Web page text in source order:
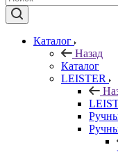
Каталог
Назад
Каталог
LEISTER